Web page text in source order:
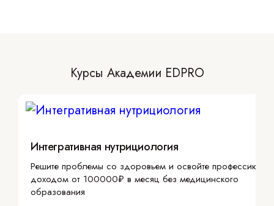
Курсы Академии EDPRO
Интегративная нутрициология
Решите проблемы со здоровьем и освойте профессию с
доходом от 100000₽ в месяц без медицинского
образования